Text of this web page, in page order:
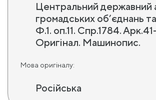
Центральний державний
громадських об’єднань та
Ф.1. оп.11. Спр.1784.
Оригінал. Машинопис.
Мова оригіналу:
Російська